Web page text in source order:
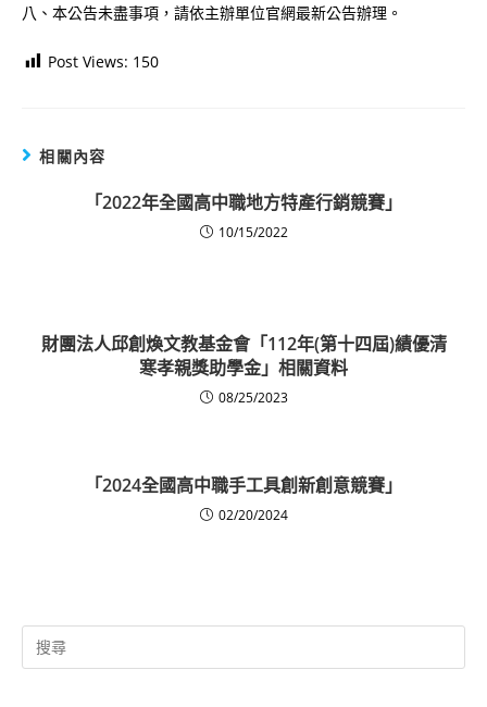
八、本公告未盡事項，請依主辦單位官網最新公告辦理。
Post Views: 150
相關內容
「2022年全國高中職地方特產行銷競賽」
10/15/2022
財團法人邱創煥文教基金會「112年(第十四屆)績優清
寒孝親獎助學金」相關資料
08/25/2023
「2024全國高中職手工具創新創意競賽」
02/20/2024
Search
for: